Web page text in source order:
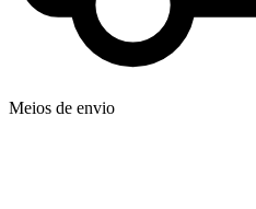
Meios de envio